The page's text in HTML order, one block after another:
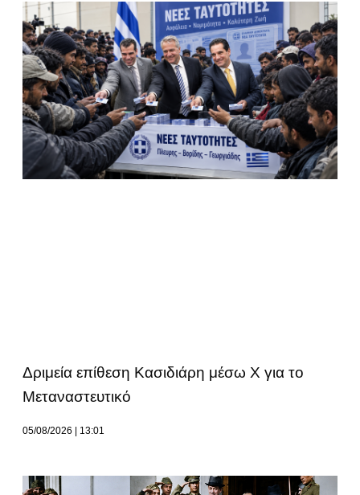
Δριμεία επίθεση Κασιδιάρη μέσω Χ για το
Μεταναστευτικό
05/08/2026 13:01